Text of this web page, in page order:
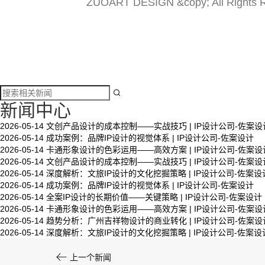
ZUOART DESIGN &copy; All Rights

新闻中心
2026-05-14 文创产品设计的成本控制——实战技巧 | IP设计公司-佐案设
2026-05-14 成功案例：品牌IP设计的视觉体系 | IP设计公司-佐案设计
2026-05-14 卡通形象设计的色彩运用——高效方案 | IP设计公司-佐案设
2026-05-14 文创产品设计的成本控制——实战技巧 | IP设计公司-佐案设
2026-05-14 深度解析：文旅IP设计的文化挖掘策略 | IP设计公司-佐案设
2026-05-14 成功案例：品牌IP设计的视觉体系 | IP设计公司-佐案设计
2026-05-14 全案IP设计的长期价值——关键策略 | IP设计公司-佐案设计
2026-05-14 卡通形象设计的色彩运用——高效方案 | IP设计公司-佐案设
2026-05-14 趋势分析：广州吉祥物设计的商业转化 | IP设计公司-佐案设
2026-05-14 深度解析：文旅IP设计的文化挖掘策略 | IP设计公司-佐案设
 上一个新闻
文创产品设计的成本控制——实战技巧 | IP设计公
司-佐案设计
系统化的方法论是文创产品设计成功的基……